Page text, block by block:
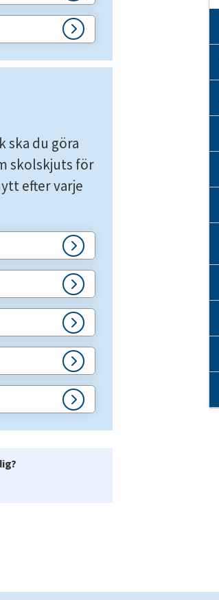
ska du göra
skolskjuts för
efter varje